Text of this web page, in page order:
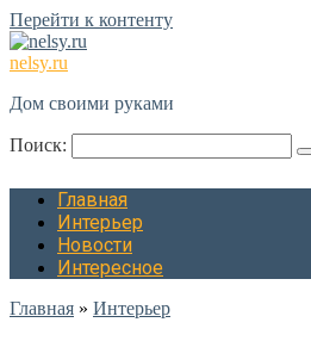
Перейти к контенту
nelsy.ru
Дом своими руками
Поиск:
Главная
Интерьер
Новости
Интересное
Главная » Интерьер